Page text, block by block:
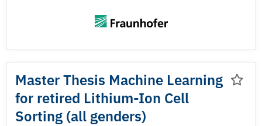
Master Thesis Machine Learning
for retired Lithium-Ion Cell
Sorting (all genders)